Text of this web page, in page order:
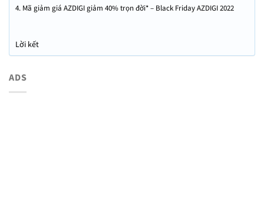
4. Mã giảm giá AZDIGI giảm 40% trọn đời* – Black Friday AZDIGI 2022
Lời kết
ADS